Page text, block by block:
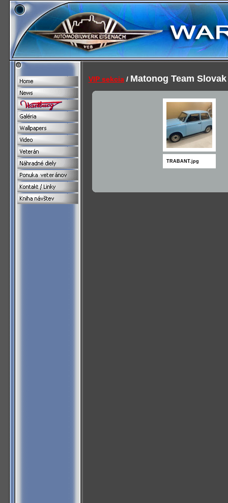
VIP sekcia/ Matonog Team